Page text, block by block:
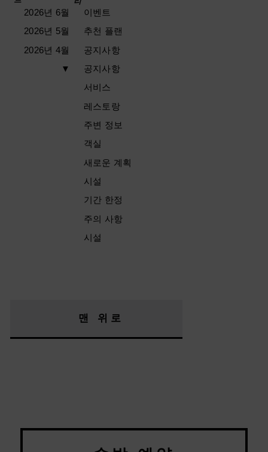
2026년 6월
2026년 5월
2026년 4월
▼
이벤트
추천 플랜
공지사항
공지사항
서비스
레스토랑
주변 정보
객실
새로운 계획
시설
기간 한정
주의 사항
시설
맨 위로